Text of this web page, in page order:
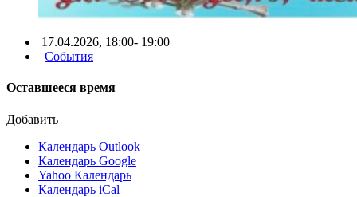
17.04.2026, 18:00- 19:00
События
Оставшееся время
Добавить
Календарь Outlook
Календарь Google
Yahoo Календарь
Календарь iCal